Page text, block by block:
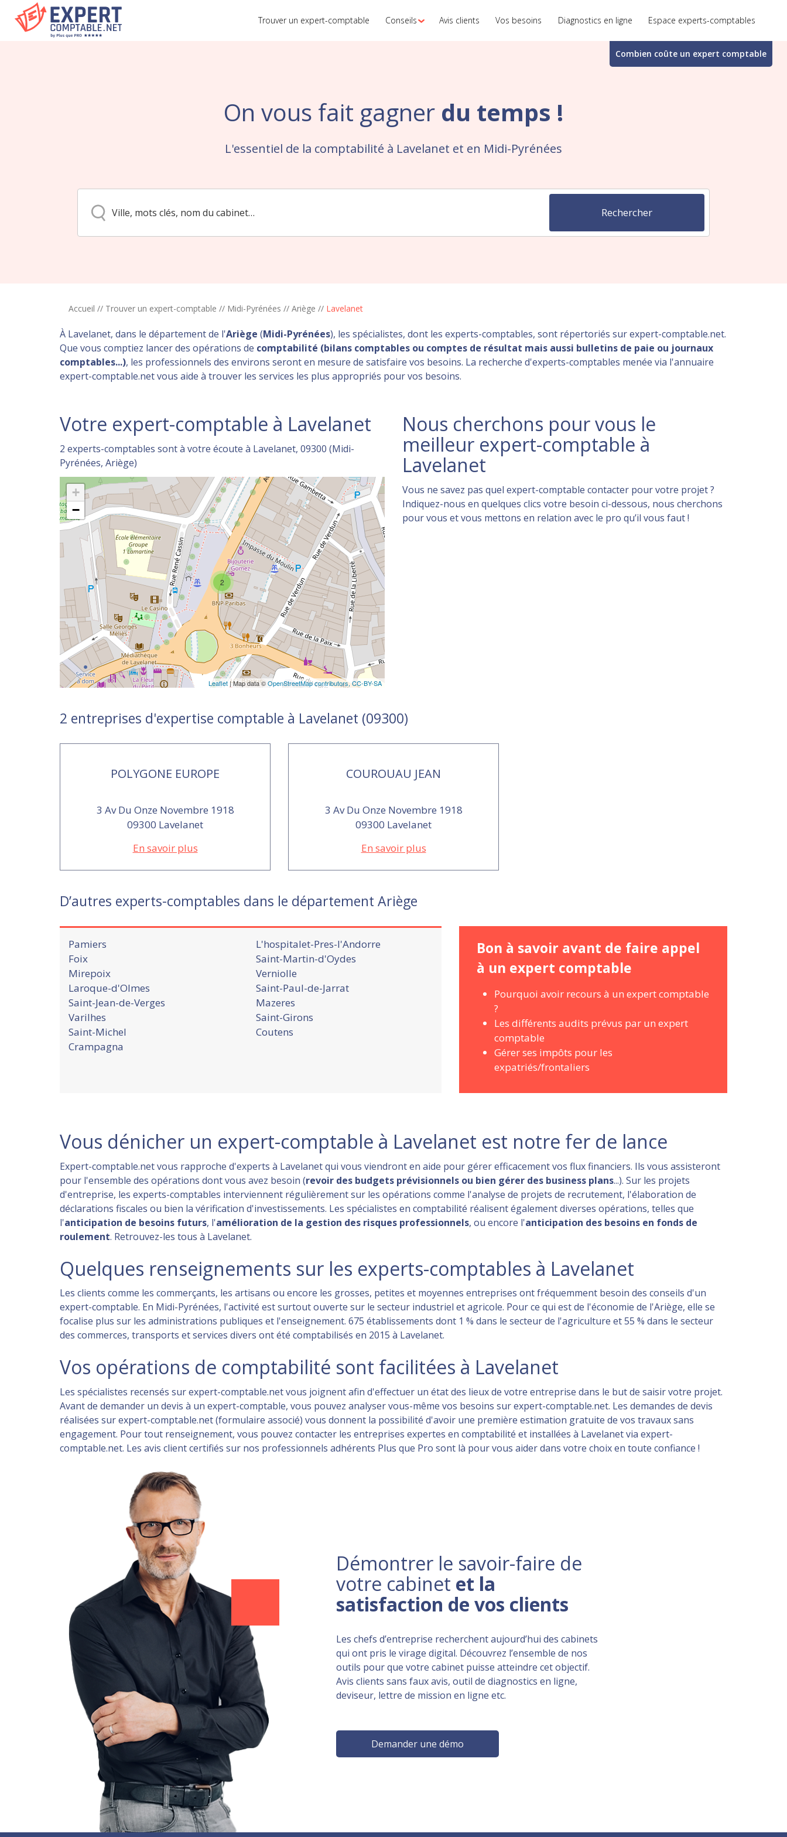
Trouver un expert-comptable Conseils Avis clients Vos besoins Diagnostics en ligne Espace experts-comptables
Combien coûte un expert comptable
On vous fait gagner du temps !
L'essentiel de la comptabilité à Lavelanet et en Midi-Pyrénées
Accueil // Trouver un expert-comptable // Midi-Pyrénées // Ariège // Lavelanet
À Lavelanet, dans le département de l'Ariège (Midi-Pyrénées), les spécialistes, dont les experts-comptables, sont répertoriés sur expert-comptable.net.
Que vous comptiez lancer des opérations de comptabilité (bilans comptables ou comptes de résultat mais aussi bulletins de paie ou journaux
comptables...), les professionnels des environs seront en mesure de satisfaire vos besoins. La recherche d'experts-comptables menée via l'annuaire
expert-comptable.net vous aide à trouver les services les plus appropriés pour vos besoins.
Votre expert-comptable à Lavelanet
2 experts-comptables sont à votre écoute à Lavelanet, 09300 (Midi-
Pyrénées, Ariège)
2
+
−
Leaflet | Map data ©OpenStreetMap contributors,CC-BY-SA
Nous cherchons pour vous le
meilleur expert-comptable à
Lavelanet
Vous ne savez pas quel expert-comptable contacter pour votre projet ?
Indiquez-nous en quelques clics votre besoin ci-dessous, nous cherchons
pour vous et vous mettons en relation avec le pro qu’il vous faut !
2 entreprises d'expertise comptable à Lavelanet (09300)
POLYGONE EUROPE
3 Av Du Onze Novembre 1918
09300 Lavelanet
En savoir plus
COUROUAU JEAN
3 Av Du Onze Novembre 1918
09300 Lavelanet
En savoir plus
D’autres experts-comptables dans le département Ariège
Pamiers
Foix
Mirepoix
Laroque-d'Olmes
Saint-Jean-de-Verges
Varilhes
Saint-Michel
Crampagna
L'hospitalet-Pres-l'Andorre
Saint-Martin-d'Oydes
Verniolle
Saint-Paul-de-Jarrat
Mazeres
Saint-Girons
Coutens
Bon à savoir avant de faire appel
à un expert comptable
Pourquoi avoir recours à un expert comptable
?
Les différents audits prévus par un expert
comptable
Gérer ses impôts pour les
expatriés/frontaliers
Vous dénicher un expert-comptable à Lavelanet est notre fer de lance
Expert-comptable.net vous rapproche d'experts à Lavelanet qui vous viendront en aide pour gérer efficacement vos flux financiers. Ils vous assisteront
pour l'ensemble des opérations dont vous avez besoin (revoir des budgets prévisionnels ou bien gérer des business plans...). Sur les projets
d'entreprise, les experts-comptables interviennent régulièrement sur les opérations comme l'analyse de projets de recrutement, l'élaboration de
déclarations fiscales ou bien la vérification d'investissements. Les spécialistes en comptabilité réalisent également diverses opérations, telles que
l'anticipation de besoins futurs, l'amélioration de la gestion des risques professionnels, ou encore l'anticipation des besoins en fonds de
roulement. Retrouvez-les tous à Lavelanet.
Quelques renseignements sur les experts-comptables à Lavelanet
Les clients comme les commerçants, les artisans ou encore les grosses, petites et moyennes entreprises ont fréquemment besoin des conseils d'un
expert-comptable. En Midi-Pyrénées, l'activité est surtout ouverte sur le secteur industriel et agricole. Pour ce qui est de l'économie de l'Ariège, elle se
focalise plus sur les administrations publiques et l'enseignement. 675 établissements dont 1 % dans le secteur de l'agriculture et 55 % dans le secteur
des commerces, transports et services divers ont été comptabilisés en 2015 à Lavelanet.
Vos opérations de comptabilité sont facilitées à Lavelanet
Les spécialistes recensés sur expert-comptable.net vous joignent afin d'effectuer un état des lieux de votre entreprise dans le but de saisir votre projet.
Avant de demander un devis à un expert-comptable, vous pouvez analyser vous-même vos besoins sur expert-comptable.net. Les demandes de devis
réalisées sur expert-comptable.net (formulaire associé) vous donnent la possibilité d'avoir une première estimation gratuite de vos travaux sans
engagement. Pour tout renseignement, vous pouvez contacter les entreprises expertes en comptabilité et installées à Lavelanet via expert-
comptable.net. Les avis client certifiés sur nos professionnels adhérents Plus que Pro sont là pour vous aider dans votre choix en toute confiance !
Démontrer le savoir-faire de
votre cabinet et la
satisfaction de vos clients
Les chefs d’entreprise recherchent aujourd’hui des cabinets
qui ont pris le virage digital. Découvrez l’ensemble de nos
outils pour que votre cabinet puisse atteindre cet objectif.
Avis clients sans faux avis, outil de diagnostics en ligne,
deviseur, lettre de mission en ligne etc.
Demander une démo